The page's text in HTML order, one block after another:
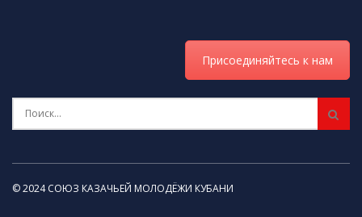
Присоединяйтесь к нам
© 2024 СОЮЗ КАЗАЧЬЕЙ МОЛОДЁЖИ КУБАНИ